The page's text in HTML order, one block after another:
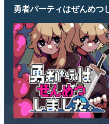
勇者パーティはぜんめつ